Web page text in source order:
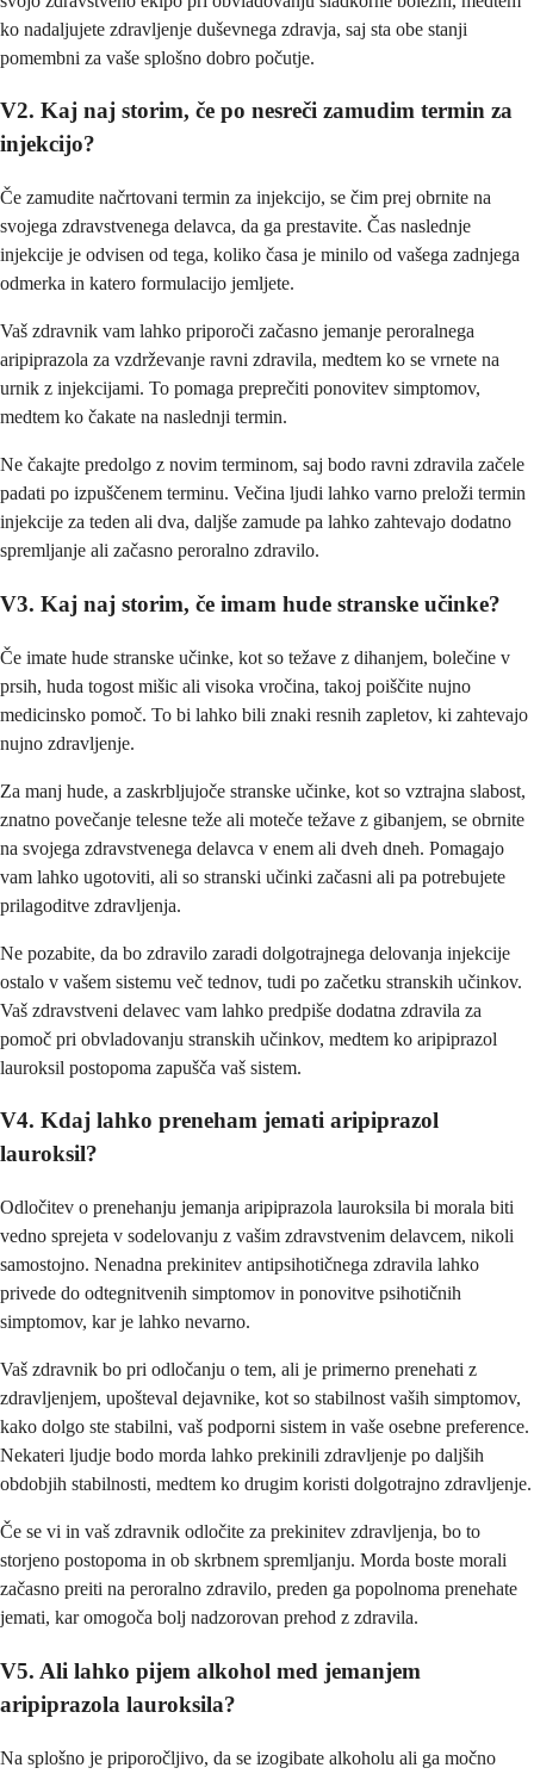
ko nadaljujete zdravljenje duševnega zdravja, saj sta obe stanji
pomembni za vaše splošno dobro počutje.
V2. Kaj naj storim, če po nesreči zamudim termin za
injekcijo?
Če zamudite načrtovani termin za injekcijo, se čim prej obrnite na
svojega zdravstvenega delavca, da ga prestavite. Čas naslednje
injekcije je odvisen od tega, koliko časa je minilo od vašega zadnjega
odmerka in katero formulacijo jemljete.
Vaš zdravnik vam lahko priporoči začasno jemanje peroralnega
aripiprazola za vzdrževanje ravni zdravila, medtem ko se vrnete na
urnik z injekcijami. To pomaga preprečiti ponovitev simptomov,
medtem ko čakate na naslednji termin.
Ne čakajte predolgo z novim terminom, saj bodo ravni zdravila začele
padati po izpuščenem terminu. Večina ljudi lahko varno preloži termin
injekcije za teden ali dva, daljše zamude pa lahko zahtevajo dodatno
spremljanje ali začasno peroralno zdravilo.
V3. Kaj naj storim, če imam hude stranske učinke?
Če imate hude stranske učinke, kot so težave z dihanjem, bolečine v
prsih, huda togost mišic ali visoka vročina, takoj poiščite nujno
medicinsko pomoč. To bi lahko bili znaki resnih zapletov, ki zahtevajo
nujno zdravljenje.
Za manj hude, a zaskrbljujoče stranske učinke, kot so vztrajna slabost,
znatno povečanje telesne teže ali moteče težave z gibanjem, se obrnite
na svojega zdravstvenega delavca v enem ali dveh dneh. Pomagajo
vam lahko ugotoviti, ali so stranski učinki začasni ali pa potrebujete
prilagoditve zdravljenja.
Ne pozabite, da bo zdravilo zaradi dolgotrajnega delovanja injekcije
ostalo v vašem sistemu več tednov, tudi po začetku stranskih učinkov.
Vaš zdravstveni delavec vam lahko predpiše dodatna zdravila za
pomoč pri obvladovanju stranskih učinkov, medtem ko aripiprazol
lauroksil postopoma zapušča vaš sistem.
V4. Kdaj lahko preneham jemati aripiprazol
lauroksil?
Odločitev o prenehanju jemanja aripiprazola lauroksila bi morala biti
vedno sprejeta v sodelovanju z vašim zdravstvenim delavcem, nikoli
samostojno. Nenadna prekinitev antipsihotičnega zdravila lahko
privede do odtegnitvenih simptomov in ponovitve psihotičnih
simptomov, kar je lahko nevarno.
Vaš zdravnik bo pri odločanju o tem, ali je primerno prenehati z
zdravljenjem, upošteval dejavnike, kot so stabilnost vaših simptomov,
kako dolgo ste stabilni, vaš podporni sistem in vaše osebne preference.
Nekateri ljudje bodo morda lahko prekinili zdravljenje po daljših
obdobjih stabilnosti, medtem ko drugim koristi dolgotrajno zdravljenje.
Če se vi in vaš zdravnik odločite za prekinitev zdravljenja, bo to
storjeno postopoma in ob skrbnem spremljanju. Morda boste morali
začasno preiti na peroralno zdravilo, preden ga popolnoma prenehate
jemati, kar omogoča bolj nadzorovan prehod z zdravila.
V5. Ali lahko pijem alkohol med jemanjem
aripiprazola lauroksila?
Na splošno je priporočljivo, da se izogibate alkoholu ali ga močno